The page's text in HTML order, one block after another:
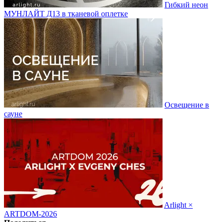
Гибкий неон
МУНЛАЙТ Д13 в тканевой оплетке
Освещение в
сауне
Arlight ×
ARTDOM-2026